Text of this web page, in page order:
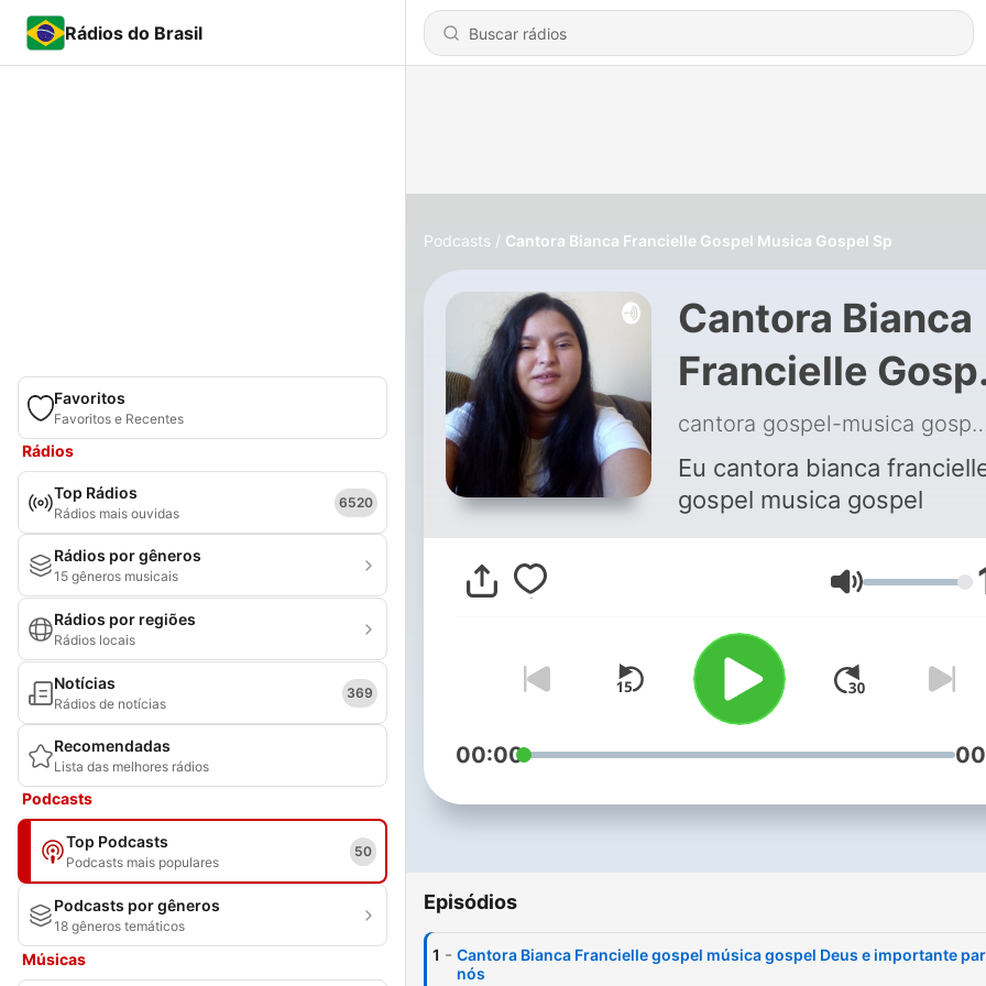
Rádios do Brasil
Favoritos
Favoritos e Recentes
Rádios
Top Rádios
Rádios mais ouvidas
6520
Rádios por gêneros
15 gêneros musicais
Rádios por regiões
Rádios locais
Notícias
Rádios de notícias
369
Recomendadas
Lista das melhores rádios
Podcasts
Top Podcasts
Podcasts mais populares
50
Podcasts por gêneros
18 gêneros temáticos
Músicas
Podcasts Cantora Bianca Francielle Gospel Musica Gospel Sp
Cantora Bianca
Francielle
Musica Gospel
de cantora
gospel-musica
gospel
cantora gospel-musica
Eu cantora bianca
gospel musica gospel
Volume
00:00
Episódios
1 - Cantora Bianca Francielle gospel música gospel Deus e importante
nós